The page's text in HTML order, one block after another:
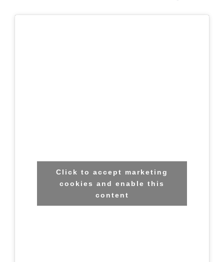
Click to accept marketing
cookies and enable this
content